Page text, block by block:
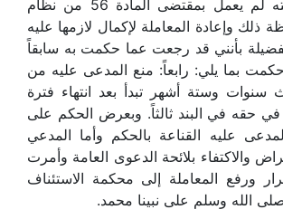
لوحظ أن فضيلته لم يعمل بمقتضى المادة 56 من نظام
ذلك وإعادة المعاملة لإكمال لازمها عليه
بأنني قد رجعت عما حكمت به سابقاً
بما يلي: رابعاً: منع المدعى عليه من
سنوات وستة أشهر تبدأ بعد انتهاء فترة
حقه في البند ثالثاً. وبعرض الحكم على
عليه القناعة بالحكم وأما المدعي
والاكتفاء بلائحة الدعوى العامة وأمرت
ورفع المعاملة إلى محكمة الاستئناف
الله وسلم على نبينا محمد.